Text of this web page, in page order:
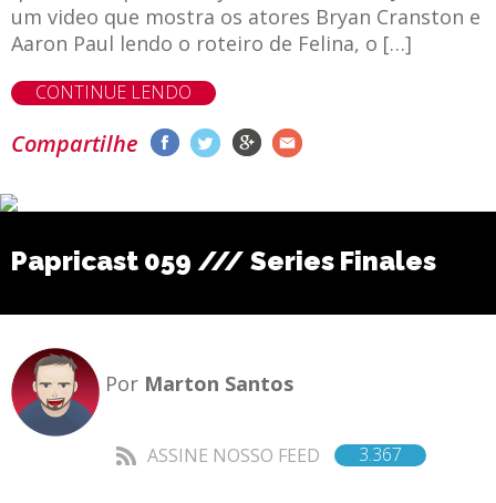
um video que mostra os atores Bryan Cranston e
Aaron Paul lendo o roteiro de Felina, o […]
CONTINUE LENDO
Compartilhe
Papricast 059 /// Series Finales
Por Marton Santos
ASSINE NOSSO FEED 3.367